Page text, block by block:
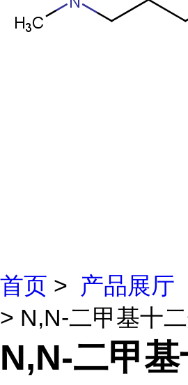
首页 > 产品展厅
> N,N-二甲基十
N,N-二甲